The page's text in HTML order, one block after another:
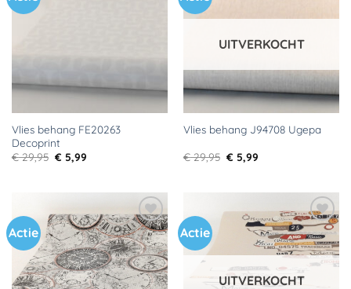
Vlies behang FE20263
Decoprint
€29,95 Oorspronkelijke
prijs
€ 5,99Huidige
verlanglijst
UITVERKOCHT
Vlies behang J94708 Ugepa
€29,95 Oorspronkelijke
prijs
€ 5,99Huidige
Actie
Toevoegen
aan
verlanglijst
Actie
Toevoegen
aan
verlanglijst
UITVERKOCHT